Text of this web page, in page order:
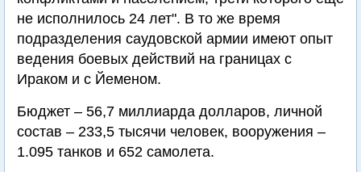
не исполнилось 24 лет". В то же время
подразделения саудовской армии имеют опыт
ведения боевых действий на границах с
Ираком и с Йеменом.
Бюджет – 56,7 миллиарда долларов, личной
состав – 233,5 тысячи человек, вооружения –
1.095 танков и 652 самолета.